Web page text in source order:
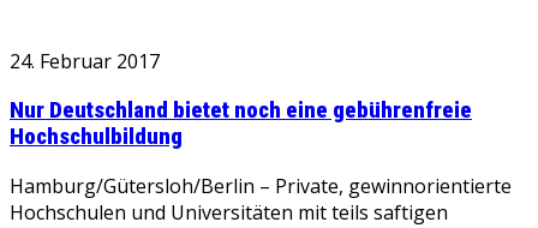
24. Februar 2017
Nur Deutschland bietet noch eine gebührenfreie
Hochschulbildung
Hamburg/Gütersloh/Berlin – Private, gewinnorientierte
Hochschulen und Universitäten mit teils saftigen